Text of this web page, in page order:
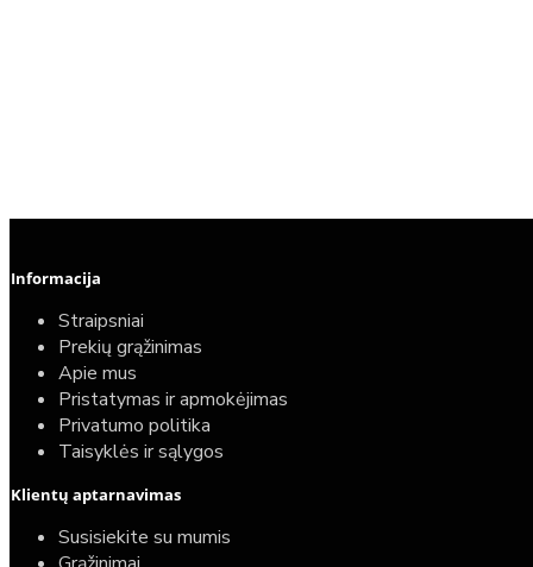
Informacija
Straipsniai
Prekių grąžinimas
Apie mus
Pristatymas ir apmokėjimas
Privatumo politika
Taisyklės ir sąlygos
Klientų aptarnavimas
Susisiekite su mumis